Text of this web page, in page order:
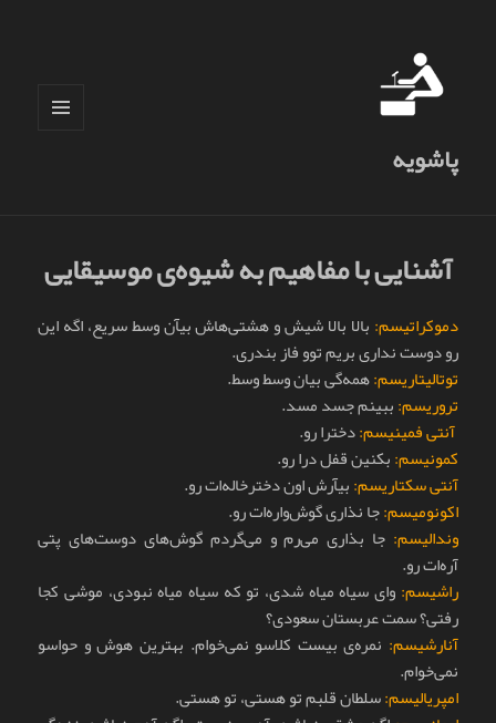
پاشویه
آشنایی با مفاهیم به شیوه‌ی موسیقایی
دموکراتیسم: بالا بالا شیش و هشتی‌هاش بیآن وسط سریع، اگه این
رو دوست نداری بریم توو فاز بندری.
توتالیتاریسم:همه‌گی بیان وسط وسط.
تروریسم:ببینم جسد مسد.
آنتی فمینیسم:دخترا رو.
کمونیسم:بکنین قفل درا رو.
آنتی سکتاریسم:بیآرش اون دخترخاله‌ات رو.
اکونومیسم:جا نذاری گوش‌واره‌ات رو.
وندالیسم: جا بذاری می‌رم و می‌گردم گوش‌های دوست‌های پتی
آره‌ات رو.
راشیسم: وای سیاه میاه شدی، تو که سیاه میاه نبودی، موشی کجا
رفتی؟ سمت عربستان سعودی؟
آنارشیسم: نمره‌ی بیست کلاسو نمی‌خوام. بهترین هوش و حواسو
نمی‌خوام.
امپریالیسم:سلطان قلبم تو هستی، تو هستی.